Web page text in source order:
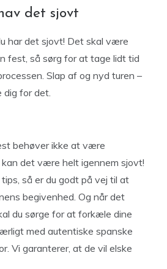
det sjovt
har det sjovt! Det skal være
fest, så sørg for at tage lidt tid
Slap af og nyd turen –
for det.
behøver ikke at være
det være helt igennem sjovt!
så er du godt på vej til at
begivenhed. Og når det
du sørge for at forkæle dine
med autentiske spanske
Vi garanterer, at de vil elske